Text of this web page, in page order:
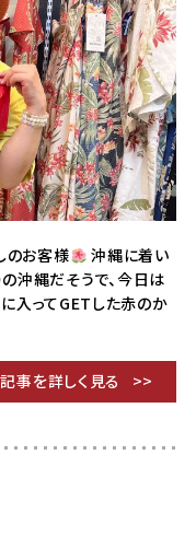
のお客様
沖縄に着い
沖縄だそうで、今日は
入ってGETした赤のか
記事を詳しく見る